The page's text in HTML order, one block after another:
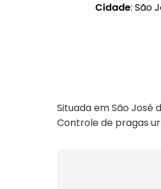
Cidade: São
Situada em São José
Controle de pragas